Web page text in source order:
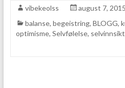
vibekeolss
august 7, 2015
balanse, begeistring, BLOGG,
optimisme, Selvfølelse, selvinnsikt